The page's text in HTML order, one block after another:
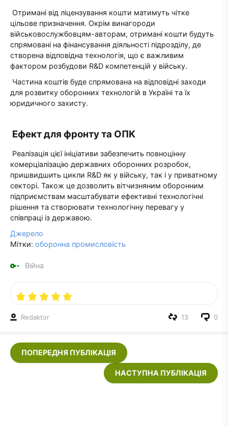
Отримані від ліцензування кошти матимуть чітке
цільове призначення. Окрім винагороди
військовослужбовцям-авторам, отримані кошти будуть
спрямовані на фінансування діяльності підрозділу, де
створена відповідна технологія, що є важливим
фактором розбудови R&D компетенцій у війську.
Частина коштів буде спрямована на відповідні заходи
для розвитку оборонних технологій в Україні та їх
юридичного захисту.
Ефект для фронту та ОПК
Реалізація цієї ініціативи забезпечить повноцінну
комерціалізацію державних оборонних розробок,
пришвидшить цикли R&D як у війську, так і у приватному
секторі. Також це дозволить вітчизняним оборонним
підприємствам масштабувати ефективні технологічні
рішення та створювати технологічну перевагу у
співпраці із державою.
Джерело
Мітки: оборонна промисловість
Війна
Redaktor 0
13
ПОПЕРЕДНЯ ПУБЛІКАЦІЯ
НАСТУПНА ПУБЛІКАЦІЯ